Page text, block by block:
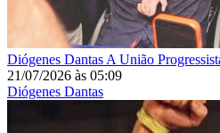
Diógenes Dantas A União
21/07/2026 às 05:09
Diógenes Dantas